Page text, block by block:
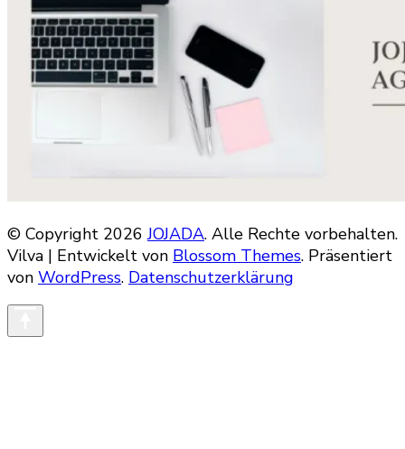
© Copyright 2026JOJADA. Alle Rechte vorbehalten.
Vilva | Entwickelt von Blossom Themes. Präsentiert
von WordPress. Datenschutzerklärung